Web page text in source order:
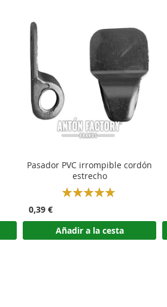
Pasador PVC irrompible cordón
estrecho
Rating:
0,39 €
Añadir a la cesta